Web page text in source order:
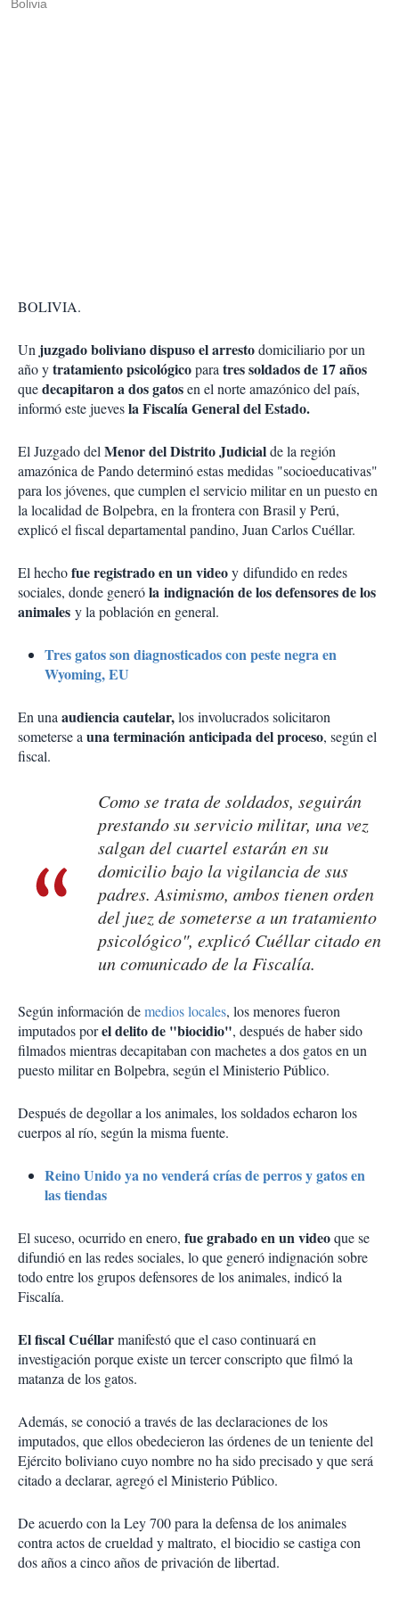
Bolivia
BOLIVIA.
Un juzgado boliviano dispuso el arrestodomiciliario por un
año ytratamiento psicológicoparatres soldados de 17 años
quedecapitaron a dos gatosen el norte amazónico del país,
informó este juevesla Fiscalía General del Estado.
El Juzgado delMenor del Distrito Judicialde la región
amazónica de Pando determinó estas medidas "socioeducativas"
para los jóvenes, que cumplen el servicio militar en un puesto en
la localidad de Bolpebra, en la frontera con Brasil y Perú,
explicó el fiscal departamental pandino, Juan Carlos Cuéllar.
El hechofue registrado en un videoy difundido en redes
sociales, donde generóla indignación de los defensores de los
animales y la población en general.
Tres gatos son diagnosticados con peste negra en
Wyoming, EU
En unaaudiencia cautelar,los involucrados solicitaron
someterse auna terminación anticipada del proceso, según el
fiscal.
Como se trata de soldados, seguirán
prestando su servicio militar, una vez
salgan del cuartel estarán en su
domicilio bajo la vigilancia de sus
padres. Asimismo, ambos tienen orden
del juez de someterse a un tratamiento
psicológico", explicó Cuéllar citado en
un comunicado de la Fiscalía.
Según información demedios locales, los menores fueron
imputados porel delito de "biocidio", después de haber sido
filmados mientras decapitaban con machetes a dos gatos en un
puesto militar en Bolpebra, según el Ministerio Público.
Después de degollar a los animales, los soldados echaron los
cuerpos al río, según la misma fuente.
Reino Unido ya no venderá crías de perros y gatos en
las tiendas
El suceso, ocurrido en enero, fue grabado en un videoque se
difundió en las redes sociales, lo que generó indignación sobre
todo entre los grupos defensores de los animales, indicó la
Fiscalía.
El fiscal Cuéllarmanifestó que el caso continuará en
investigación porque existe un tercer conscripto que filmó la
matanza de los gatos.
Además, se conoció a través de las declaraciones de los
imputados, que ellos obedecieron las órdenes de un teniente del
Ejército boliviano cuyo nombre no ha sido precisado y que será
citado a declarar, agregó el Ministerio Público.
De acuerdo con la Ley 700 para la defensa de los animales
contra actos de crueldad y maltrato, el biocidio se castiga con
dos años a cinco años de privación de libertad.